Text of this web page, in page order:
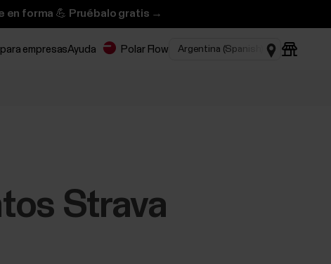
en forma 💪 Pruébalo gratis →
empresasAyuda Polar Flow
Strava